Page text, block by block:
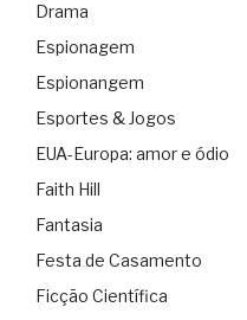
Drama
Espionagem
Espionangem
Esportes & Jogos
EUA-Europa: amor e ódio
Faith Hill
Fantasia
Festa de Casamento
Ficção Científica